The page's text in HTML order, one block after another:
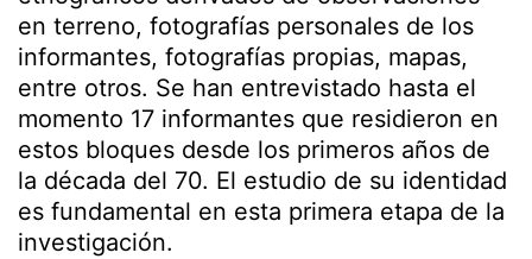
en terreno, fotografías personales de los
informantes, fotografías propias, mapas,
entre otros. Se han entrevistado hasta el
momento 17 informantes que residieron en
estos bloques desde los primeros años de
la década del 70. El estudio de su identidad
es fundamental en esta primera etapa de la
investigación.